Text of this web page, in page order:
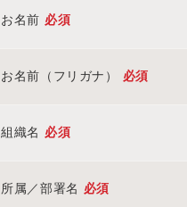
お名前 必須
お名前（フリガナ） 必須
組織名 必須
所属／部署名 必須